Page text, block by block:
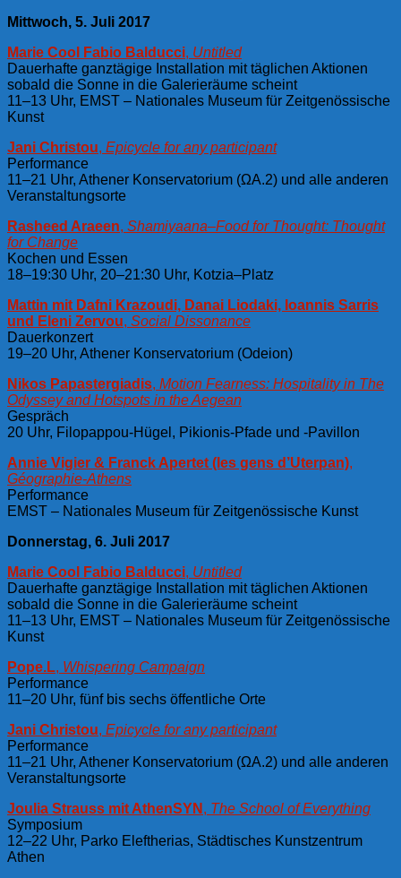
Mittwoch, 5. Juli 2017
Marie Cool Fabio Balducci, Untitled
Dauerhafte ganztägige Installation mit täglichen Aktionen
sobald die Sonne in die Galerieräume scheint
11–13 Uhr, EMST – Nationales Museum für Zeitgenössische
Kunst
Jani Christou, Epicycle for any participant
Performance
11–21 Uhr, Athener Konservatorium (ΩA.2) und alle anderen
Veranstaltungsorte
Rasheed Araeen, Shamiyaana–Food for Thought: Thought
for Change
Kochen und Essen
18–19:30 Uhr, 20–21:30 Uhr, Kotzia–Platz
Mattin mit Dafni Krazoudi, Danai Liodaki, Ioannis Sarris
und Eleni Zervou, Social Dissonance
Dauerkonzert
19–20 Uhr, Athener Konservatorium (Odeion)
Nikos Papastergiadis, Motion Fearness: Hospitality in The
Odyssey and Hotspots in the Aegean
Gespräch
20 Uhr, Filopappou-Hügel, Pikionis-Pfade und -Pavillon
Annie Vigier & Franck Apertet (les gens d’Uterpan),
Géographie-Athens
Performance
EMST – Nationales Museum für Zeitgenössische Kunst
Donnerstag, 6. Juli 2017
Marie Cool Fabio Balducci, Untitled
Dauerhafte ganztägige Installation mit täglichen Aktionen
sobald die Sonne in die Galerieräume scheint
11–13 Uhr, EMST – Nationales Museum für Zeitgenössische
Kunst
Pope.L, Whispering Campaign
Performance
11–20 Uhr, fünf bis sechs öffentliche Orte
Jani Christou, Epicycle for any participant
Performance
11–21 Uhr, Athener Konservatorium (ΩA.2) und alle anderen
Veranstaltungsorte
Joulia Strauss mit AthenSYN , The School of Everything
Symposium
12–22 Uhr, Parko Eleftherias, Städtisches Kunstzentrum
Athen